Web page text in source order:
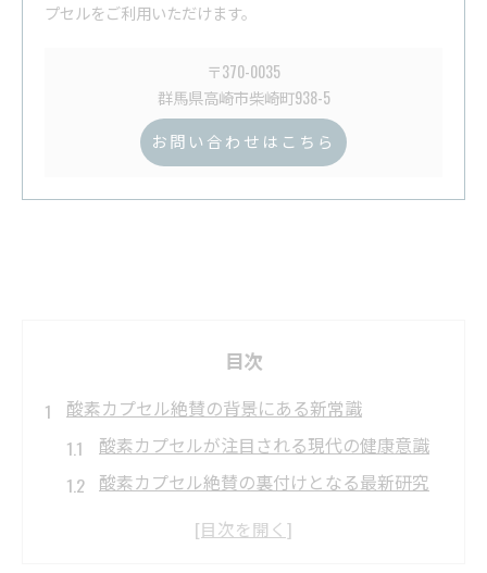
プセルをご利用いただけます。
〒370-0035
群馬県高崎市柴崎町938-5
お問い合わせはこちら
目次
酸素カプセル絶賛の背景にある新常識
酸素カプセルが注目される現代の健康意識
酸素カプセル絶賛の裏付けとなる最新研究